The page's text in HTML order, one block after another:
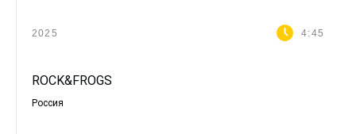
2025 4:45
ROCK&FROGS
Россия